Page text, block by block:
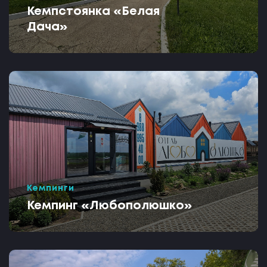
Кемпстоянка «Белая
Дача»
Кемпинги
Кемпинг «Любополюшко»